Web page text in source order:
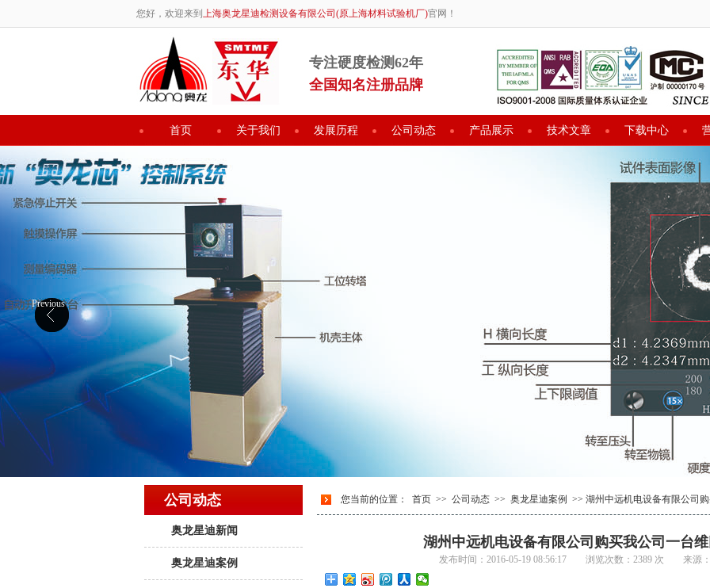
您好，欢迎来到 上海奥龙星迪检测设备有限公司(原上海材料试验机厂)官网！
专注硬度检测62年
全国知名注册品牌
首页 关于我们 发展历程 公司动态 产品展示 技术文章 下载中心
Previous
公司动态
奥龙星迪新闻
奥龙星迪案例
您当前的位置： 首页 >> 公司动态 >> 奥龙星迪案例 >> 湖州中远机电设备有限公司
湖州中远机电设备有限公司购买我公司一台
发布时间：2016-05-19 08:56:17 浏览次数：2389 次 来源